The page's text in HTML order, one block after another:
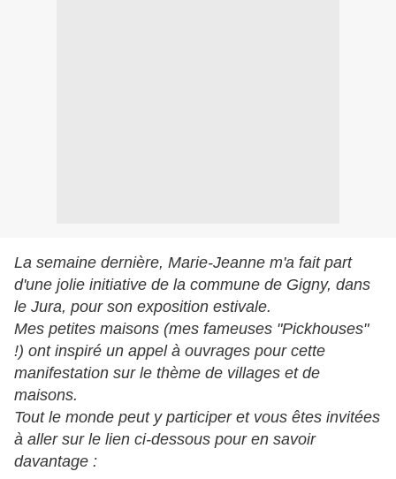
La semaine dernière, Marie-Jeanne m'a fait part
d'une jolie initiative de la commune de Gigny, dans
le Jura, pour son exposition estivale.
Mes petites maisons (mes fameuses "Pickhouses"
!) ont inspiré un appel à ouvrages pour cette
manifestation sur le thème de villages et de
maisons.
Tout le monde peut y participer et vous êtes invitées
à aller sur le lien ci-dessous pour en savoir
davantage :